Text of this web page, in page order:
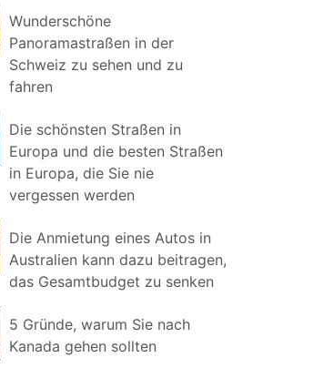
Wunderschöne
Panoramastraßen in der
Schweiz zu sehen und zu
fahren
Die schönsten Straßen in
Europa und die besten Straßen
in Europa, die Sie nie
vergessen werden
Die Anmietung eines Autos in
Australien kann dazu beitragen,
das Gesamtbudget zu senken
5 Gründe, warum Sie nach
Kanada gehen sollten